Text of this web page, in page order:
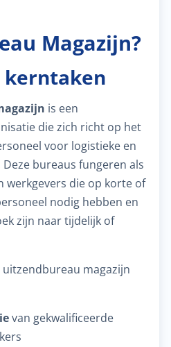
Magazijn?
is een
die zich richt op het
voor logistieke en
bureaus fungeren als
werkgevers die op korte of
nodig hebben en
zijn naar tijdelijk of
magazijn
van gekwalificeerde